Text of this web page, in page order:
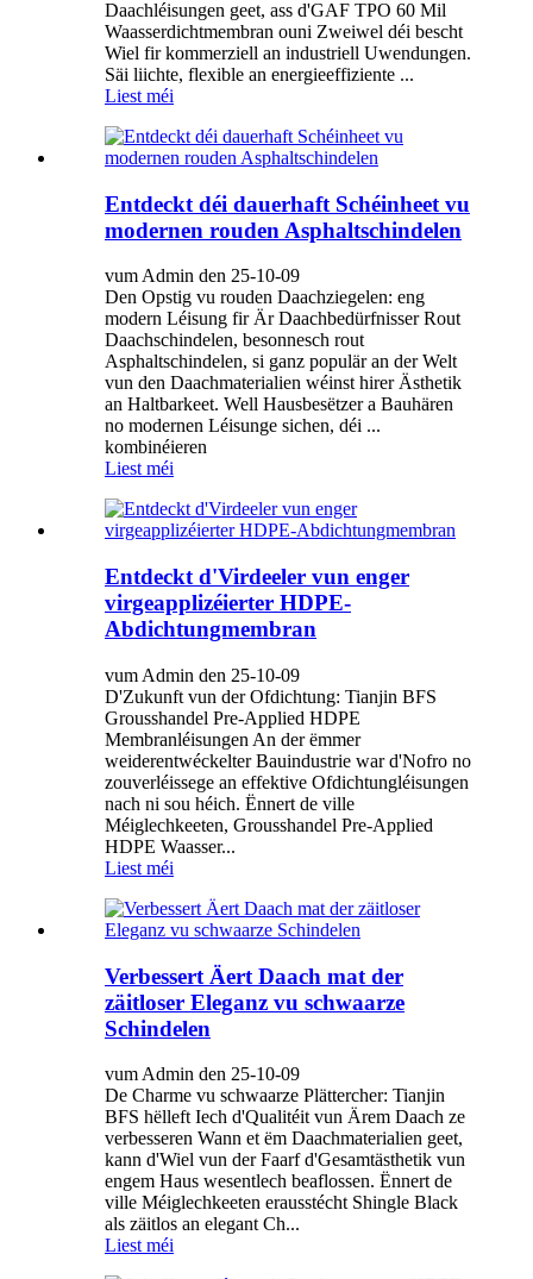
Daachléisungen geet, ass d'GAF TPO 60 Mil
Waasserdichtmembran ouni Zweiwel déi bescht
Wiel fir kommerziell an industriell Uwendungen.
Säi liichte, flexible an energieeffiziente ...
Liest méi
Entdeckt déi dauerhaft Schéinheet vu
modernen rouden Asphaltschindelen
vum Admin den 25-10-09
Den Opstig vu rouden Daachziegelen: eng
modern Léisung fir Är Daachbedürfnisser Rout
Daachschindelen, besonnesch rout
Asphaltschindelen, si ganz populär an der Welt
vun den Daachmaterialien wéinst hirer Ästhetik
an Haltbarkeet. Well Hausbesëtzer a Bauhären
no modernen Léisunge sichen, déi ...
kombinéieren
Liest méi
Entdeckt d'Virdeeler vun enger
virgeapplizéierter HDPE-
Abdichtungmembran
vum Admin den 25-10-09
D'Zukunft vun der Ofdichtung: Tianjin BFS
Grousshandel Pre-Applied HDPE
Membranléisungen An der ëmmer
weiderentwéckelter Bauindustrie war d'Nofro no
zouverléissege an effektive Ofdichtungléisungen
nach ni sou héich. Ënnert de ville
Méiglechkeeten, Grousshandel Pre-Applied
HDPE Waasser...
Liest méi
Verbessert Äert Daach mat der
zäitloser Eleganz vu schwaarze
Schindelen
vum Admin den 25-10-09
De Charme vu schwaarze Plättercher: Tianjin
BFS hëlleft Iech d'Qualitéit vun Ärem Daach ze
verbesseren Wann et ëm Daachmaterialien geet,
kann d'Wiel vun der Faarf d'Gesamtästhetik vun
engem Haus wesentlech beaflossen. Ënnert de
ville Méiglechkeeten erausstécht Shingle Black
als zäitlos an elegant Ch...
Liest méi